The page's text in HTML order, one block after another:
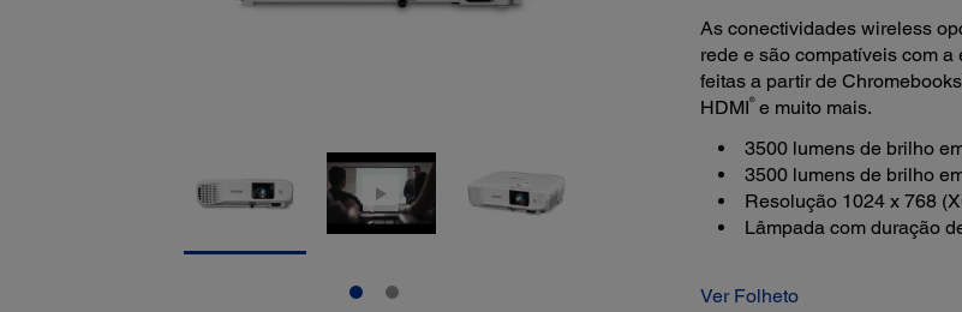
As conectividades wireless
rede e são compatíveis com
feitas a partir de Chromebooks
HDMI®e muito mais.
3500 lumens de brilho
3500 lumens de brilho
Resolução 1024 x 768
Lâmpada com duração
Ver Folheto